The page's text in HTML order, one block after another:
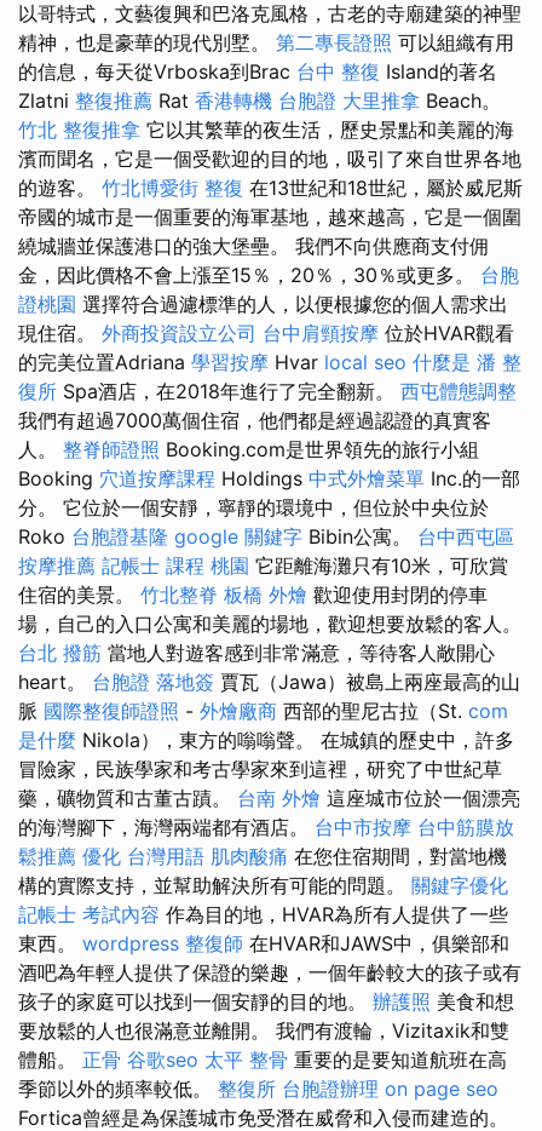
以哥特式，文藝復興和巴洛克風格，古老的寺廟建築的神聖
精神，也是豪華的現代別墅。 第二專長證照 可以組織有用
的信息，每天從Vrboska到Brac 台中 整復 Island的著名
Zlatni 整復推薦 Rat 香港轉機 台胞證 大里推拿 Beach。
竹北 整復推拿 它以其繁華的夜生活，歷史景點和美麗的海
濱而聞名，它是一個受歡迎的目的地，吸引了來自世界各地
的遊客。 竹北博愛街 整復 在13世紀和18世紀，屬於威尼斯
帝國的城市是一個重要的海軍基地，越來越高，它是一個圍
繞城牆並保護港口的強大堡壘。 我們不向供應商支付佣
金，因此價格不會上漲至15％，20％，30％或更多。 台胞
證桃園 選擇符合過濾標準的人，以便根據您的個人需求出
現住宿。 外商投資設立公司 台中肩頸按摩 位於HVAR觀看
的完美位置Adriana 學習按摩 Hvar local seo 什麼是 潘 整
復所 Spa酒店，在2018年進行了完全翻新。 西屯體態調整
我們有超過7000萬個住宿，他們都是經過認證的真實客
人。 整脊師證照 Booking.com是世界領先的旅行小組
Booking 穴道按摩課程 Holdings 中式外燴菜單 Inc.的一部
分。 它位於一個安靜，寧靜的環境中，但位於中央位於
Roko 台胞證基隆 google 關鍵字 Bibin公寓。 台中西屯區
按摩推薦 記帳士 課程 桃園 它距離海灘只有10米，可欣賞
住宿的美景。 竹北整脊 板橋 外燴 歡迎使用封閉的停車
場，自己的入口公寓和美麗的場地，歡迎想要放鬆的客人。
台北 撥筋 當地人對遊客感到非常滿意，等待客人敞開心
heart。 台胞證 落地簽 賈瓦（Jawa）被島上兩座最高的山
脈 國際整復師證照 - 外燴廠商 西部的聖尼古拉（St. com
是什麼 Nikola），東方的嗡嗡聲。 在城鎮的歷史中，許多
冒險家，民族學家和考古學家來到這裡，研究了中世紀草
藥，礦物質和古董古蹟。 台南 外燴 這座城市位於一個漂亮
的海灣腳下，海灣兩端都有酒店。 台中市按摩 台中筋膜放
鬆推薦 優化 台灣用語 肌肉酸痛 在您住宿期間，對當地機
構的實際支持，並幫助解決所有可能的問題。 關鍵字優化
記帳士 考試內容 作為目的地，HVAR為所有人提供了一些
東西。 wordpress 整復師 在HVAR和JAWS中，俱樂部和
酒吧為年輕人提供了保證的樂趣，一個年齡較大的孩子或有
孩子的家庭可以找到一個安靜的目的地。 辦護照 美食和想
要放鬆的人也很滿意並離開。 我們有渡輪，Vizitaxik和雙
體船。 正骨 谷歌seo 太平 整骨 重要的是要知道航班在高
季節以外的頻率較低。 整復所 台胞證辦理 on page seo
Fortica曾經是為保護城市免受潛在威脅和入侵而建造的。